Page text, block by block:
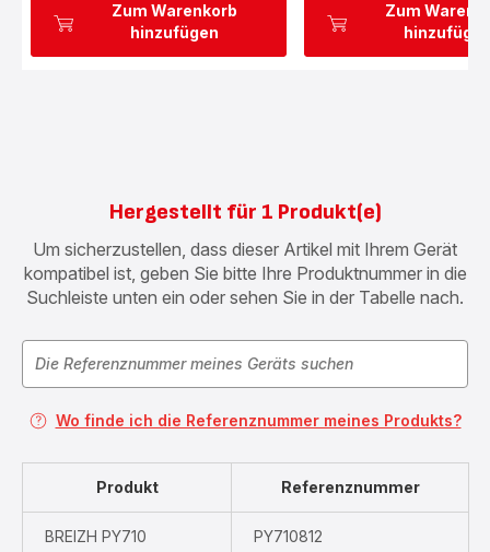
Zum Warenkorb
hinzufügen
Zum
Hergestellt für 1 Produkt(e)
Um sicherzustellen, dass dieser Artikel mit Ihrem Gerät
kompatibel ist, geben Sie bitte Ihre Produktnummer in die
Suchleiste unten ein oder sehen Sie in der Tabelle nach.
Wo finde ich die Referenznummer meines Produkts?
Produkt Referenznummer
BREIZH PY710 PY710812